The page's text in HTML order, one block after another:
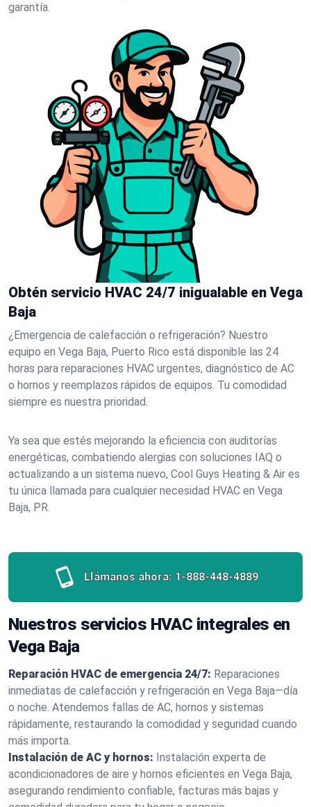
garantía.
Obtén servicio HVAC 24/7 inigualable en Vega
Baja
¿Emergencia de calefacción o refrigeración? Nuestro
equipo en Vega Baja, Puerto Rico está disponible las 24
horas para reparaciones HVAC urgentes, diagnóstico de AC
o hornos y reemplazos rápidos de equipos. Tu comodidad
siempre es nuestra prioridad.
Ya sea que estés mejorando la eficiencia con auditorías
energéticas, combatiendo alergias con soluciones IAQ o
actualizando a un sistema nuevo, Cool Guys Heating & Air es
tu única llamada para cualquier necesidad HVAC en Vega
Baja, PR.
Llámanos ahora: 1-888-448-4889
Nuestros servicios HVAC integrales en
Vega Baja
Reparación HVAC de emergencia 24/7: Reparaciones
inmediatas de calefacción y refrigeración en Vega Baja—día
o noche. Atendemos fallas de AC, hornos y sistemas
rápidamente, restaurando la comodidad y seguridad cuando
más importa.
Instalación de AC y hornos: Instalación experta de
acondicionadores de aire y hornos eficientes en Vega Baja,
asegurando rendimiento confiable, facturas más bajas y